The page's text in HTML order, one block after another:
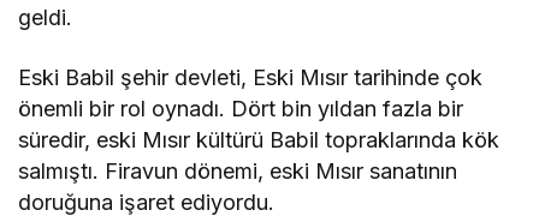
geldi.
Eski Babil şehir devleti, Eski Mısır tarihinde çok
önemli bir rol oynadı. Dört bin yıldan fazla bir
süredir, eski Mısır kültürü Babil topraklarında kök
salmıştı. Firavun dönemi, eski Mısır sanatının
doruğuna işaret ediyordu.